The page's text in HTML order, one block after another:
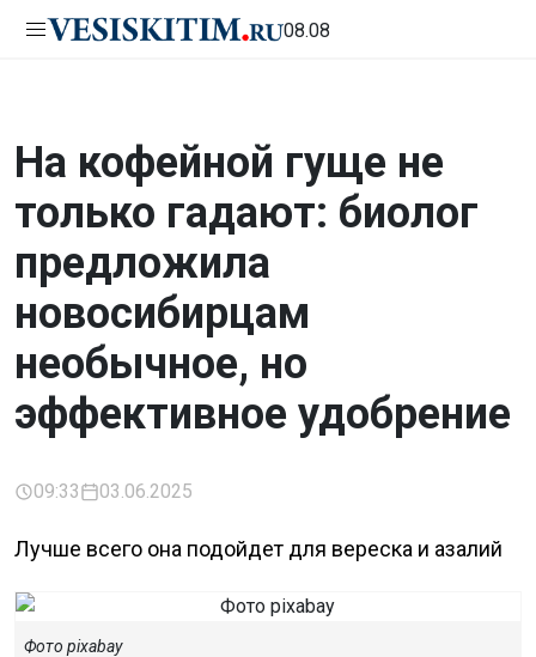
08.08
На кофейной гуще не
только гадают: биолог
предложила
новосибирцам
необычное, но
эффективное удобрение
09:33 03.06.2025
Лучше всего она подойдет для вереска и азалий
Фото pixabay